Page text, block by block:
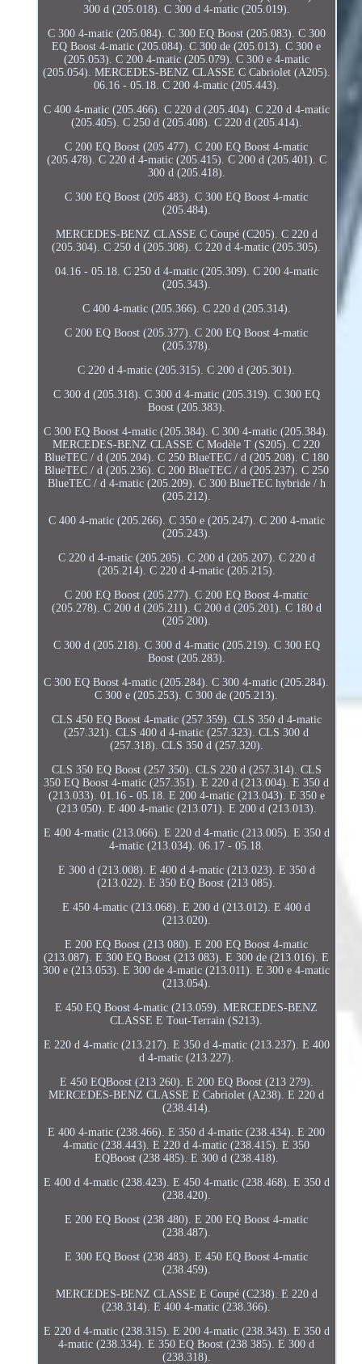
300 d (205.018). C 300 d 4-matic (205.019).
C 300 4-matic (205.084). C 300 EQ Boost (205.083). C 300
EQ Boost 4-matic (205.084). C 300 de (205.013). C 300 e
(205.053). C 200 4-matic (205.079). C 300 e 4-matic
(205.054). MERCEDES-BENZ CLASSE C Cabriolet (A205).
06.16 - 05.18. C 200 4-matic (205.443).
C 400 4-matic (205.466). C 220 d (205.404). C 220 d 4-matic
(205.405). C 250 d (205.408). C 220 d (205.414).
C 200 EQ Boost (205 477). C 200 EQ Boost 4-matic
(205.478). C 220 d 4-matic (205.415). C 200 d (205.401). C
300 d (205.418).
C 300 EQ Boost (205 483). C 300 EQ Boost 4-matic
(205.484).
MERCEDES-BENZ CLASSE C Coupé (C205). C 220 d
(205.304). C 250 d (205.308). C 220 d 4-matic (205.305).
04.16 - 05.18. C 250 d 4-matic (205.309). C 200 4-matic
(205.343).
C 400 4-matic (205.366). C 220 d (205.314).
C 200 EQ Boost (205.377). C 200 EQ Boost 4-matic
(205.378).
C 220 d 4-matic (205.315). C 200 d (205.301).
C 300 d (205.318). C 300 d 4-matic (205.319). C 300 EQ
Boost (205.383).
C 300 EQ Boost 4-matic (205.384). C 300 4-matic (205.384).
MERCEDES-BENZ CLASSE C Modèle T (S205). C 220
BlueTEC / d (205.204). C 250 BlueTEC / d (205.208). C 180
BlueTEC / d (205.236). C 200 BlueTEC / d (205.237). C 250
BlueTEC / d 4-matic (205.209). C 300 BlueTEC hybride / h
(205.212).
C 400 4-matic (205.266). C 350 e (205.247). C 200 4-matic
(205.243).
C 220 d 4-matic (205.205). C 200 d (205.207). C 220 d
(205.214). C 220 d 4-matic (205.215).
C 200 EQ Boost (205.277). C 200 EQ Boost 4-matic
(205.278). C 200 d (205.211). C 200 d (205.201). C 180 d
(205 200).
C 300 d (205.218). C 300 d 4-matic (205.219). C 300 EQ
Boost (205.283).
C 300 EQ Boost 4-matic (205.284). C 300 4-matic (205.284).
C 300 e (205.253). C 300 de (205.213).
CLS 450 EQ Boost 4-matic (257.359). CLS 350 d 4-matic
(257.321). CLS 400 d 4-matic (257.323). CLS 300 d
(257.318). CLS 350 d (257.320).
CLS 350 EQ Boost (257 350). CLS 220 d (257.314). CLS
350 EQ Boost 4-matic (257.351). E 220 d (213.004). E 350 d
(213.033). 01.16 - 05.18. E 200 4-matic (213.043). E 350 e
(213 050). E 400 4-matic (213.071). E 200 d (213.013).
E 400 4-matic (213.066). E 220 d 4-matic (213.005). E 350 d
4-matic (213.034). 06.17 - 05.18.
E 300 d (213.008). E 400 d 4-matic (213.023). E 350 d
(213.022). E 350 EQ Boost (213 085).
E 450 4-matic (213.068). E 200 d (213.012). E 400 d
(213.020).
E 200 EQ Boost (213 080). E 200 EQ Boost 4-matic
(213.087). E 300 EQ Boost (213 083). E 300 de (213.016). E
300 e (213.053). E 300 de 4-matic (213.011). E 300 e 4-matic
(213.054).
E 450 EQ Boost 4-matic (213.059). MERCEDES-BENZ
CLASSE E Tout-Terrain (S213).
E 220 d 4-matic (213.217). E 350 d 4-matic (213.237). E 400
d 4-matic (213.227).
E 450 EQBoost (213 260). E 200 EQ Boost (213 279).
MERCEDES-BENZ CLASSE E Cabriolet (A238). E 220 d
(238.414).
E 400 4-matic (238.466). E 350 d 4-matic (238.434). E 200
4-matic (238.443). E 220 d 4-matic (238.415). E 350
EQBoost (238 485). E 300 d (238.418).
E 400 d 4-matic (238.423). E 450 4-matic (238.468). E 350 d
(238.420).
E 200 EQ Boost (238 480). E 200 EQ Boost 4-matic
(238.487).
E 300 EQ Boost (238 483). E 450 EQ Boost 4-matic
(238.459).
MERCEDES-BENZ CLASSE E Coupé (C238). E 220 d
(238.314). E 400 4-matic (238.366).
E 220 d 4-matic (238.315). E 200 4-matic (238.343). E 350 d
4-matic (238.334). E 350 EQ Boost (238 385). E 300 d
(238.318).